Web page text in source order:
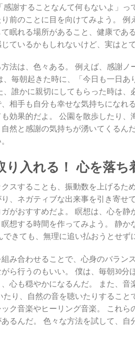
感謝することなんて何もないよ」
前のことに目を向けてみよう。
眠れる場所があること、健康であ
ているかもしれないけど、実はと
法は、色々ある。 例えば、感謝
、毎朝起きた時に、「今日も一日
誰かに親切にしてもらった時は、
、相手も自分も幸せな気持ちにな
効果的だよ。 公園を散歩したり、
然と感謝の気持ちが湧いてくるん
り入れる！ 心を落ち
スすることも、振動数を上げるた
、ネガティブな出来事を引き寄せ
がおすすめだよ。 瞑想は、心を静
想する時間を作ってみよう。 静
きても、無理に追い払おうとせず
み合わせることで、心身のバラン
ら行うのもいい。 僕は、毎朝30
心も穏やかになるんだ。 また、
り、自然の音を聴いたりすること
ク音楽やヒーリング音楽。 これ
るんだ。 色々な方法を試して、